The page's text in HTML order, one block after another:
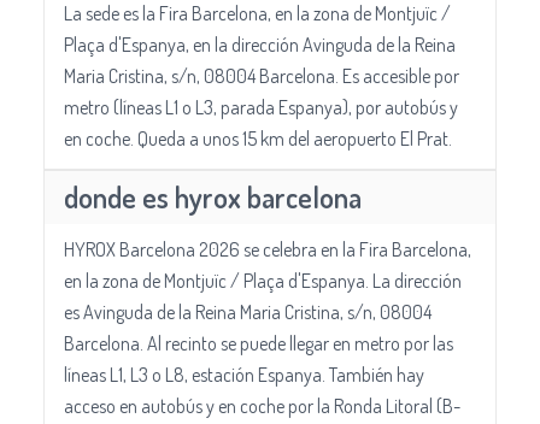
La sede es la Fira Barcelona, en la zona de Montjuïc /
Plaça d'Espanya, en la dirección Avinguda de la Reina
Maria Cristina, s/n, 08004 Barcelona. Es accesible por
metro (líneas L1 o L3, parada Espanya), por autobús y
en coche. Queda a unos 15 km del aeropuerto El Prat.
donde es hyrox barcelona
HYROX Barcelona 2026 se celebra en la Fira Barcelona,
en la zona de Montjuïc / Plaça d'Espanya. La dirección
es Avinguda de la Reina Maria Cristina, s/n, 08004
Barcelona. Al recinto se puede llegar en metro por las
líneas L1, L3 o L8, estación Espanya. También hay
acceso en autobús y en coche por la Ronda Litoral (B-